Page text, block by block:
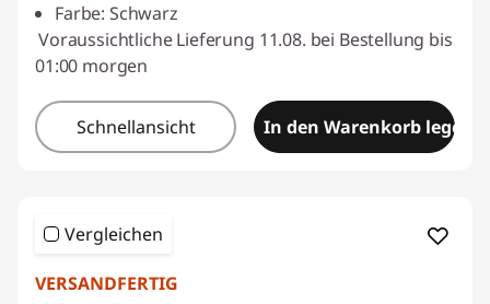
Farbe: Schwarz
Voraussichtliche Lieferung 11.08. bei Bestellung bis
01:00 morgen
Schnellansicht In den Warenkorb legen
Vergleichen
VERSANDFERTIG